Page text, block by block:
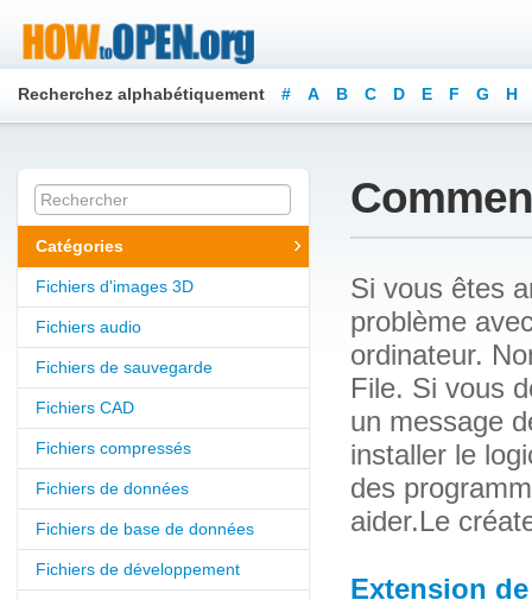
Recherchez alphabétiquement # A B C D E F G H
Catégories
Fichiers d'images 3D
Fichiers audio
Fichiers de sauvegarde
Fichiers CAD
Fichiers compressés
Fichiers de données
Fichiers de base de données
Fichiers de développement
Si vous êtes
problème
ordinateur.
File. Si vous
un message
installer le
des
aider.Le
Extension